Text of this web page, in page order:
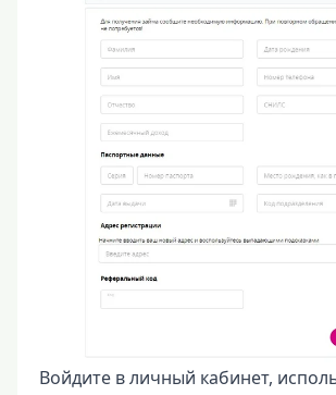
Войдите в личный кабинет,